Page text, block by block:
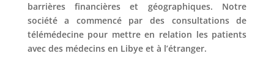
barrières financières et géographiques. Notre
société a commencé par des consultations de
télémédecine pour mettre en relation les patients
avec des médecins en Libye et à l’étranger.